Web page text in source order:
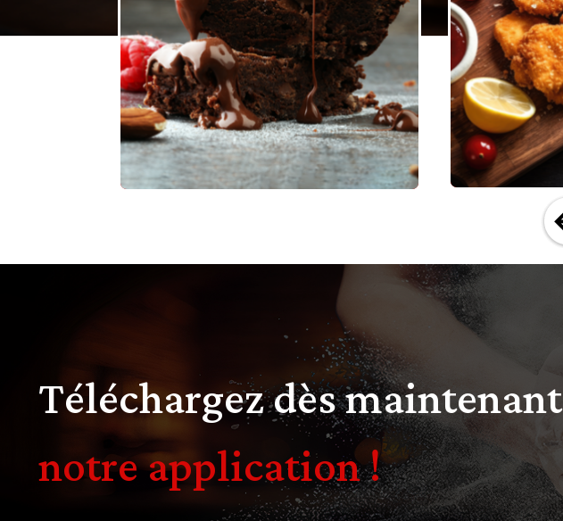
Téléchargez dès maintenant
notre application !